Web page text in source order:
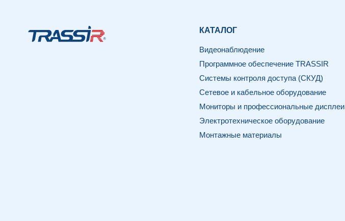
КАТАЛОГ
Видеонаблюдение
Программное обеспечение TRASSIR
Системы контроля доступа (СКУД)
Сетевое и кабельное оборудование
Мониторы и профессиональные дисплеи
Электротехническое оборудование
Монтажные материалы